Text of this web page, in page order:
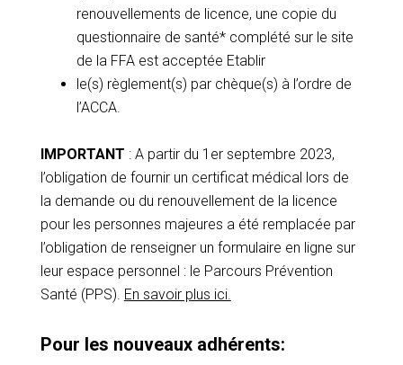
renouvellements de licence, une copie du
questionnaire de santé* complété sur le site
de la FFA est acceptée Etablir
le(s) règlement(s) par chèque(s) à l’ordre de
l’ACCA.
IMPORTANT : A partir du 1er septembre 2023,
l’obligation de fournir un certificat médical lors de
la demande ou du renouvellement de la licence
pour les personnes majeures a été remplacée par
l’obligation de renseigner un formulaire en ligne sur
leur espace personnel : le Parcours Prévention
Santé (PPS). En savoir plus ici.
Pour les nouveaux adhérents: